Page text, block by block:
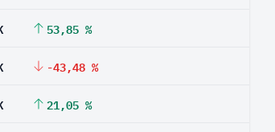
53,85 %
-43,48 %
21,05 %